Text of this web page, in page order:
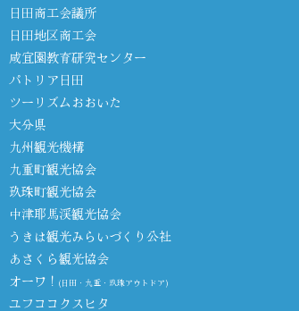
日田商工会議所
日田地区商工会
咸宜園教育研究センター
パトリア日田
ツーリズムおおいた
大分県
九州観光機構
九重町観光協会
玖珠町観光協会
中津耶馬渓観光協会
うきは観光みらいづくり公社
あさくら観光協会
オーワ！ (日田・九重・玖珠アウトドア)
ユフココクスヒタ